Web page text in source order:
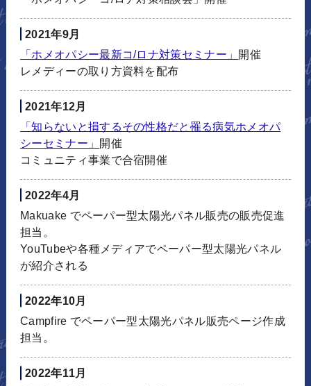
2021年9月
「ホメオパシー最新コ/ロナ対策セミナー」 開催
レメディーの取り方資料を配布
2021年12月
「知らないと損するその性格だと罹る病気ホメオパ
シーセミナー」 開催
コミュニティ事業で合宿開催
2022年4月
Makuake でペーパー型太陽光パネル販売の販売促進
担当。
YouTubeや各種メディアでペーパー型太陽光パネル
が紹介される
2022年10月
Campfire でペーパー型太陽光パネル販売ページ作成
担当。
2022年11月